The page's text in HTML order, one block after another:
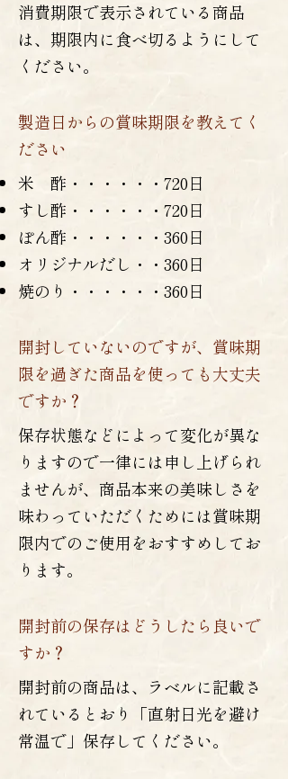
消費期限で表示されている商品
は、期限内に食べ切るようにして
ください。
製造日からの賞味期限を教えてく
ださい
米 酢・・・・・・720日
すし酢・・・・・・720日
ぽん酢・・・・・・360日
オリジナルだし・・360日
焼のり・・・・・・360日
開封していないのですが、賞味期
限を過ぎた商品を使っても大丈夫
ですか？
保存状態などによって変化が異な
りますので一律には申し上げられ
ませんが、商品本来の美味しさを
味わっていただくためには賞味期
限内でのご使用をおすすめしてお
ります。
開封前の保存はどうしたら良いで
すか？
開封前の商品は、ラベルに記載さ
れているとおり「直射日光を避け
常温で」保存してください。